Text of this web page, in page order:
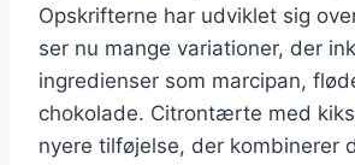
Opskrifterne har udviklet sig
ser nu mange variationer, der
ingredienser som marcipan,
chokolade. Citrontærte med
nyere tilføjelse, der kombinerer